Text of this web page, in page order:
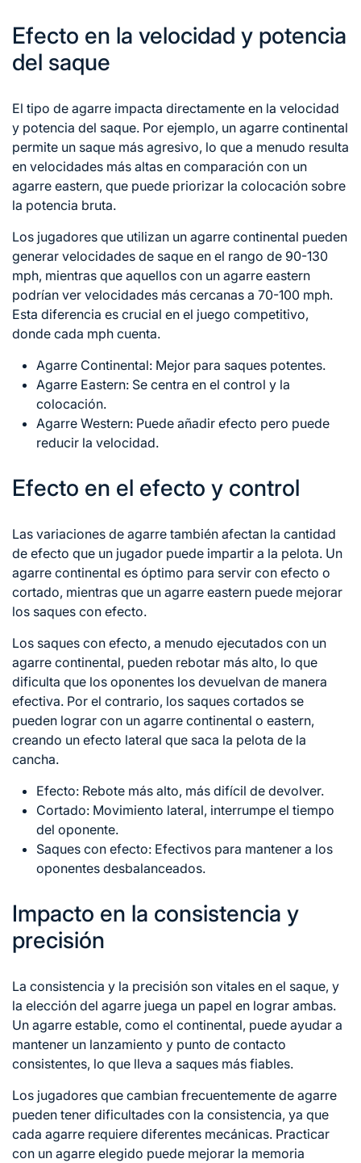
Efecto en la velocidad y potencia
del saque
El tipo de agarre impacta directamente en la velocidad
y potencia del saque. Por ejemplo, un agarre continental
permite un saque más agresivo, lo que a menudo resulta
en velocidades más altas en comparación con un
agarre eastern, que puede priorizar la colocación sobre
la potencia bruta.
Los jugadores que utilizan un agarre continental pueden
generar velocidades de saque en el rango de 90-130
mph, mientras que aquellos con un agarre eastern
podrían ver velocidades más cercanas a 70-100 mph.
Esta diferencia es crucial en el juego competitivo,
donde cada mph cuenta.
Agarre Continental: Mejor para saques potentes.
Agarre Eastern: Se centra en el control y la
colocación.
Agarre Western: Puede añadir efecto pero puede
reducir la velocidad.
Efecto en el efecto y control
Las variaciones de agarre también afectan la cantidad
de efecto que un jugador puede impartir a la pelota. Un
agarre continental es óptimo para servir con efecto o
cortado, mientras que un agarre eastern puede mejorar
los saques con efecto.
Los saques con efecto, a menudo ejecutados con un
agarre continental, pueden rebotar más alto, lo que
dificulta que los oponentes los devuelvan de manera
efectiva. Por el contrario, los saques cortados se
pueden lograr con un agarre continental o eastern,
creando un efecto lateral que saca la pelota de la
cancha.
Efecto: Rebote más alto, más difícil de devolver.
Cortado: Movimiento lateral, interrumpe el tiempo
del oponente.
Saques con efecto: Efectivos para mantener a los
oponentes desbalanceados.
Impacto en la consistencia y
precisión
La consistencia y la precisión son vitales en el saque, y
la elección del agarre juega un papel en lograr ambas.
Un agarre estable, como el continental, puede ayudar a
mantener un lanzamiento y punto de contacto
consistentes, lo que lleva a saques más fiables.
Los jugadores que cambian frecuentemente de agarre
pueden tener dificultades con la consistencia, ya que
cada agarre requiere diferentes mecánicas. Practicar
con un agarre elegido puede mejorar la memoria